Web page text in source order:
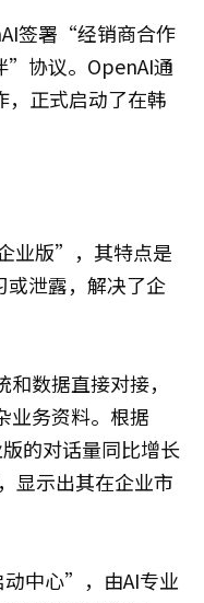
签署“经销商合作
协议。OpenAI通
，正式启动了在韩
业版”，其特点是
或泄露，解决了企
数据直接对接，
业务资料。根据
的对话量同比增长
显示出其在企业市
动中心”，由AI专业